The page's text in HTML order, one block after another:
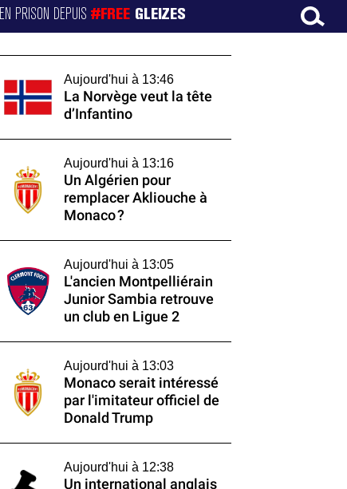
EN PRISON DEPUIS#FREE GLEIZES
Aujourd'hui à 13:46
La Norvège veut la tête
d’Infantino
Aujourd'hui à 13:16
Un Algérien pour
remplacer Akliouche à
Monaco ?
Aujourd'hui à 13:05
L'ancien Montpelliérain
Junior Sambia retrouve
un club en Ligue 2
Aujourd'hui à 13:03
Monaco serait intéressé
par l'imitateur officiel de
Donald Trump
Aujourd'hui à 12:38
Un international anglais